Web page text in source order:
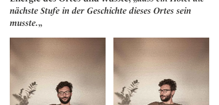
Mexico
Niederlande
Österreich
Portugal
Schweden
Spanien
Schweiz
Persönlichkeiten
Our Story
Career
Kontakt
Impressum
Adventkalender
nächste Stufe in der Geschichte dieses Ortes sein
musste.„